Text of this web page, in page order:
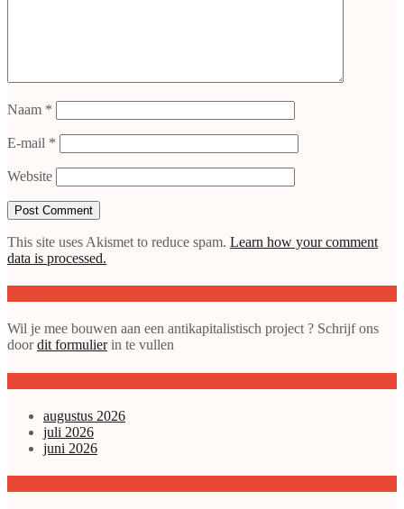
Naam *
E-mail *
Website
This site uses Akismet to reduce spam. Learn how your comment
data is processed.
Wil je mee bouwen aan een antikapitalistisch project ? Schrijf ons
doordit formulierin te vullen
augustus 2026
juli 2026
juni 2026